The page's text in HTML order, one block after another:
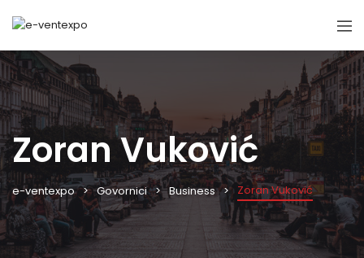
Zoran Vuković
e-ventexpo Govornici Business Zoran Vuković